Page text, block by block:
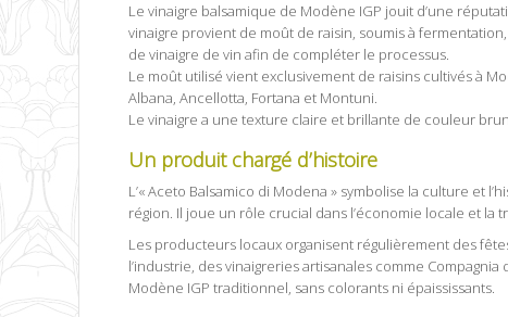
Le vinaigre balsamique de Modène IGP jouit d’une
vinaigre provient de moût de raisin, soumis à
de vinaigre de vin afin de compléter le processus.
Le moût utilisé vient exclusivement de raisins cultivés à
Albana, Ancellotta, Fortana et Montuni.
Le vinaigre a une texture claire et brillante de couleur
Un produit chargé d’histoire
L’« Aceto Balsamico di Modena » symbolise la culture et
région. Il joue un rôle crucial dans l’économie locale et la
Les producteurs locaux organisent régulièrement des
l’industrie, des vinaigreries artisanales comme
Modène IGP traditionnel, sans colorants ni épaississants.